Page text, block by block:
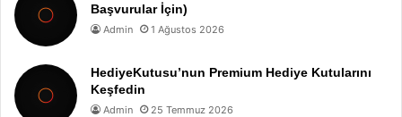
Başvurular İçin)
Admin 1 Ağustos 2026
HediyeKutusu’nun Premium Hediye Kutularını
Keşfedin
Admin 25 Temmuz 2026